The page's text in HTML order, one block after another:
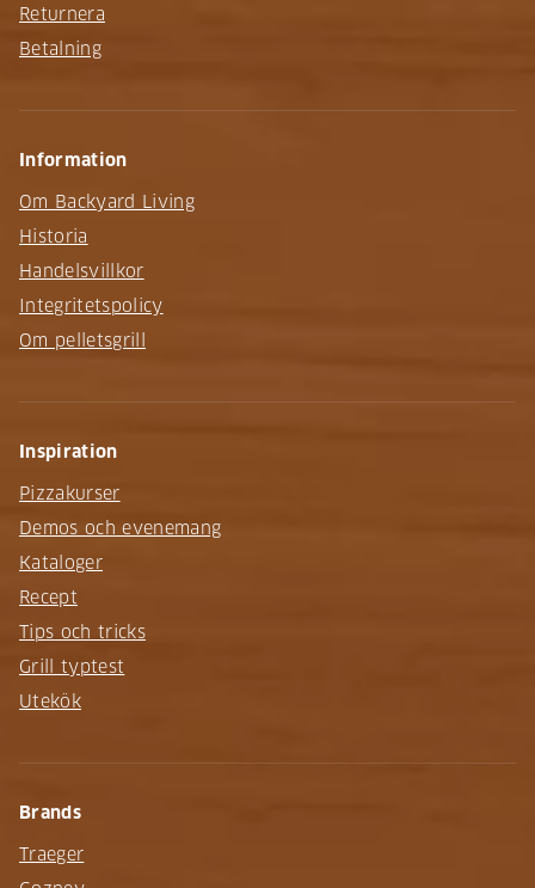
Returnera
Betalning
Information
Om Backyard Living
Historia
Handelsvillkor
Integritetspolicy
Om pelletsgrill
Inspiration
Pizzakurser
Demos och evenemang
Kataloger
Recept
Tips och tricks
Grill typtest
Utekök
Brands
Traeger